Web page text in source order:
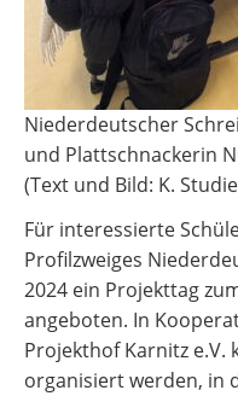
Niederdeutscher
und Plattschnackerin
(Text und Bild: K.
Für interessierte
Profilzweiges
2024 ein Projekttag
angeboten. In
Projekthof Karnitz e.V.
organisiert werden, in